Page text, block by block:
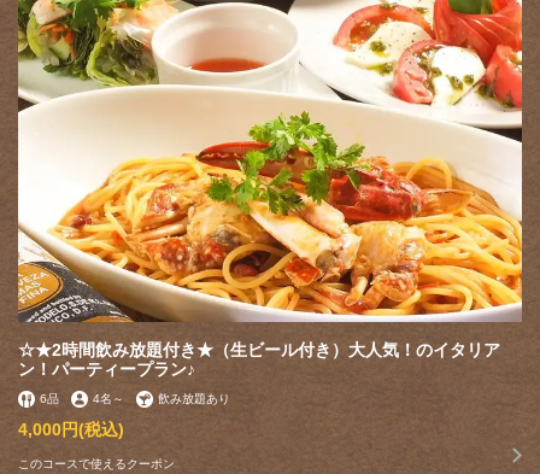
☆★2時間飲み放題付き★（生ビール付き）大人気！のイタリア
ン！パーティープラン♪
6品 4名 ～ 飲み放題あり
4,000円(税込)
このコースで使えるクーポン